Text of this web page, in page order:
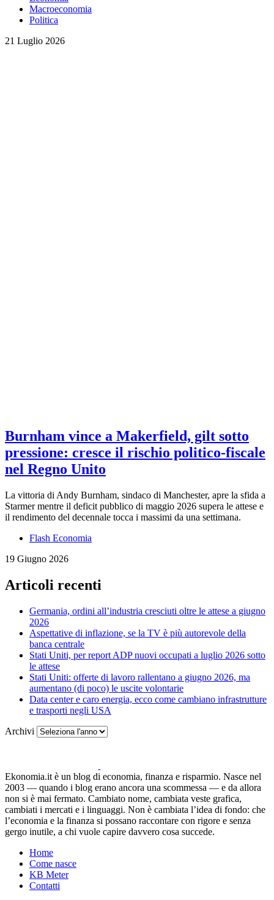
Macroeconomia
Politica
21 Luglio 2026
Burnham vince a Makerfield, gilt sotto
pressione: cresce il rischio politico-fiscale
nel Regno Unito
La vittoria di Andy Burnham, sindaco di Manchester, apre la sfida a
Starmer mentre il deficit pubblico di maggio 2026 supera le attese e
il rendimento del decennale tocca i massimi da una settimana.
Flash Economia
19 Giugno 2026
Articoli recenti
Germania, ordini all’industria cresciuti oltre le attese a giugno
2026
Aspettative di inflazione, se la TV è più autorevole della
banca centrale
Stati Uniti, per report ADP nuovi occupati a luglio 2026 sotto
le attese
Stati Uniti: offerte di lavoro rallentano a giugno 2026, ma
aumentano (di poco) le uscite volontarie
Data center e caro energia, ecco come cambiano infrastrutture
e trasporti negli USA
Archivi
Ekonomia.it è un blog di economia, finanza e risparmio. Nasce nel
2003 — quando i blog erano ancora una scommessa — e da allora
non si è mai fermato. Cambiato nome, cambiata veste grafica,
cambiati i mercati e i linguaggi. Non è cambiata l’idea di fondo: che
l’economia e la finanza si possano raccontare con rigore e senza
gergo inutile, a chi vuole capire davvero cosa succede.
Home
Come nasce
KB Meter
Contatti